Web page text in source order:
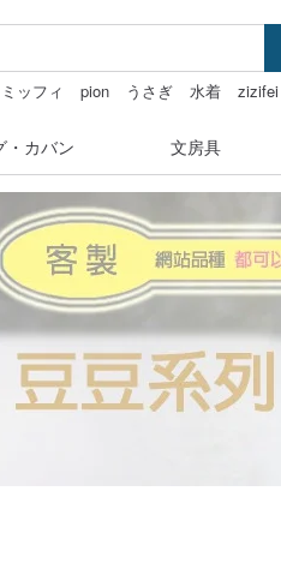
ミッフィ pion うさぎ 水着 zizifei
・カバン 文房具